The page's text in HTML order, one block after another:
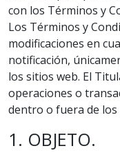
con los Términos y
Los Términos y
modificaciones en
notificación,
los sitios web. El
operaciones o
dentro o fuera de los
1. OBJETO.